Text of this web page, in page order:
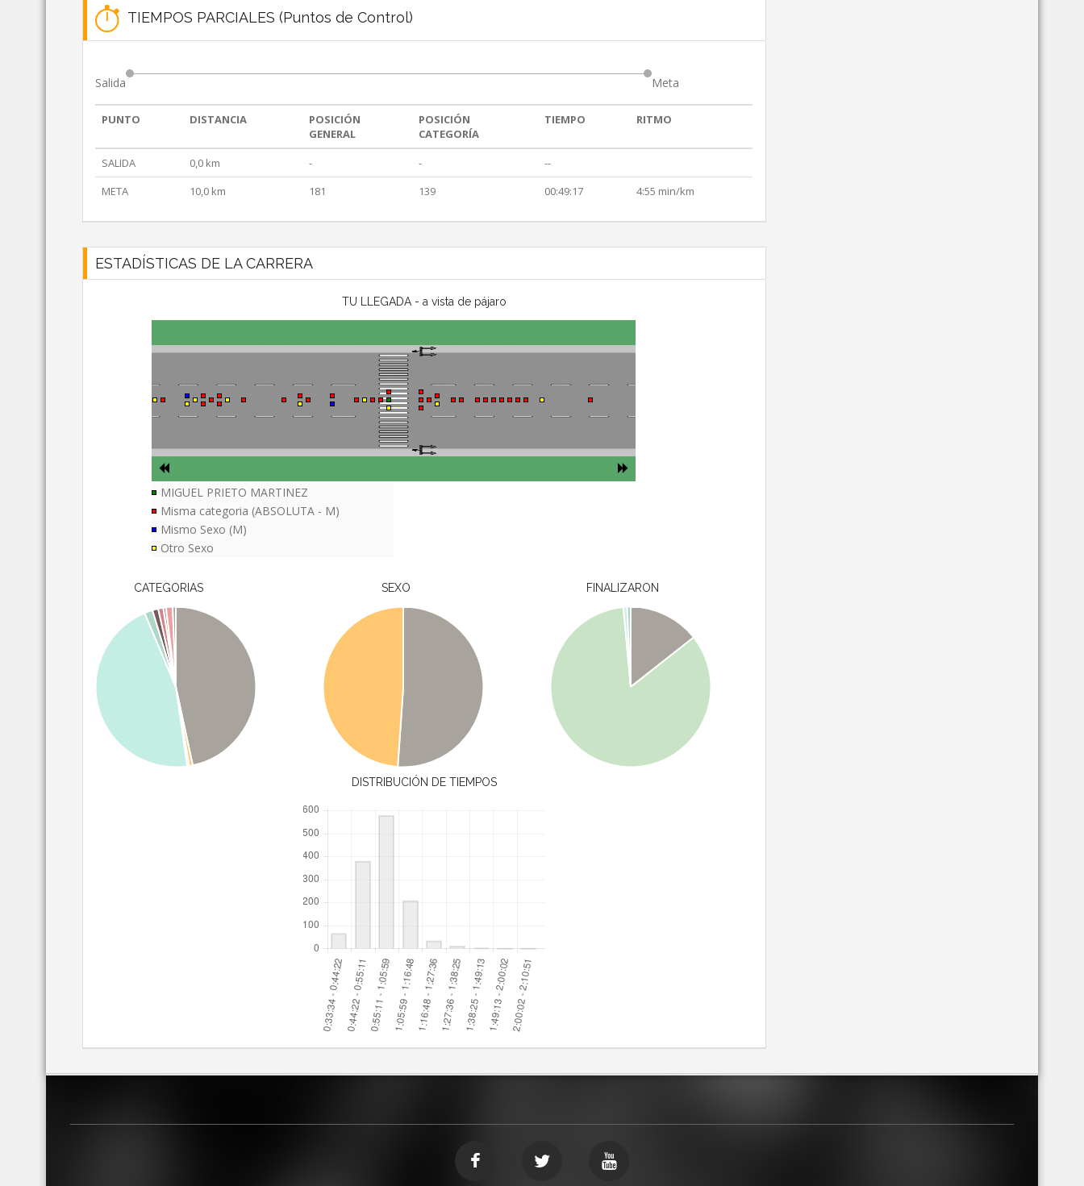
TIEMPOS PARCIALES (Puntos de Control)
Salida Meta
PUNTO DISTANCIA
POSICIÓN
GENERAL
POSICIÓN
CATEGORÍA
TIEMPO RITMO
SALIDA 0,0 km - -
--
META
10,0 km 181 139 00:49:17 4:55 min/km
ESTADÍSTICAS DE LA CARRERA
TU LLEGADA - a vista de pájaro
MIGUEL PRIETO MARTINEZ
Misma categoria (ABSOLUTA - M)
Mismo Sexo (M)
Otro Sexo
CATEGORIAS SEXO FINALIZARON
DISTRIBUCIÓN DE TIEMPOS